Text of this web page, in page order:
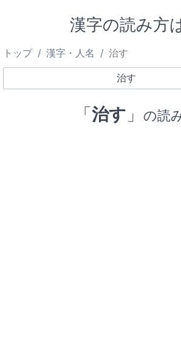
漢字の読み方
トップ 漢字・人名 治す
「治す 」 の読